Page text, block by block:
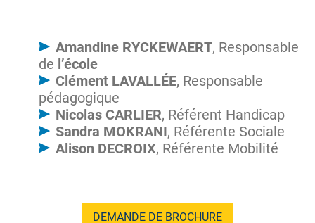
Amandine RYCKEWAERT, Responsable
de l’école
Clément LAVALLÉE, Responsable
pédagogique
Nicolas CARLIER, Référent Handicap
Sandra MOKRANI, Référente Sociale
Alison DECROIX, Référente Mobilité
DEMANDE DE BROCHURE